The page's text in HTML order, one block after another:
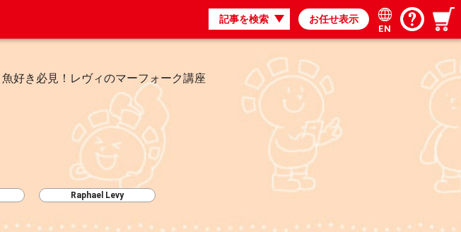
記事を検索 お任せ表示
EN
魚好き必見！レヴィのマーフォーク講座
Raphael Levy